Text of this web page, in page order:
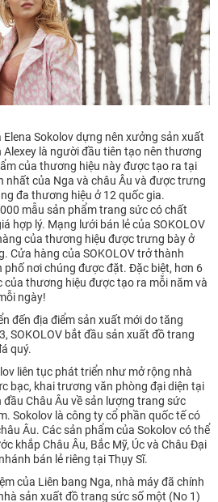
Elena Sokolov dựng nên xưởng sản xuất
là người đầu tiên tạo nên thương
của thương hiệu này được tạo ra tại
nhất của Nga và châu Âu và được trưng
đa thương hiệu ở 12 quốc gia.
mẫu sản phẩm trang sức có chất
hợp lý. Mạng lưới bán lẻ của SOKOLOV
của thương hiệu được trưng bày ở
Cửa hàng của SOKOLOV trở thành
phố nơi chúng được đặt. Đặc biệt, hơn 6
thương hiệu được tạo ra mỗi năm và
ngày!
đến địa điểm sản xuất mới do tăng
SOKOLOV bắt đầu sản xuất đồ trang
quý.
liên tục phát triển như mở rộng nhà
bạc, khai trương văn phòng đại diện tại
đầu Châu Âu về sản lượng trang sức
Sokolov là công ty cổ phần quốc tế có
Âu. Các sản phẩm của Sokolov có thể
khắp Châu Âu, Bắc Mỹ, Úc và Châu Đại
bán lẻ riêng tại Thụy Sĩ.
của Liên bang Nga, nhà máy đã chính
sản xuất đồ trang sức số một (No 1)